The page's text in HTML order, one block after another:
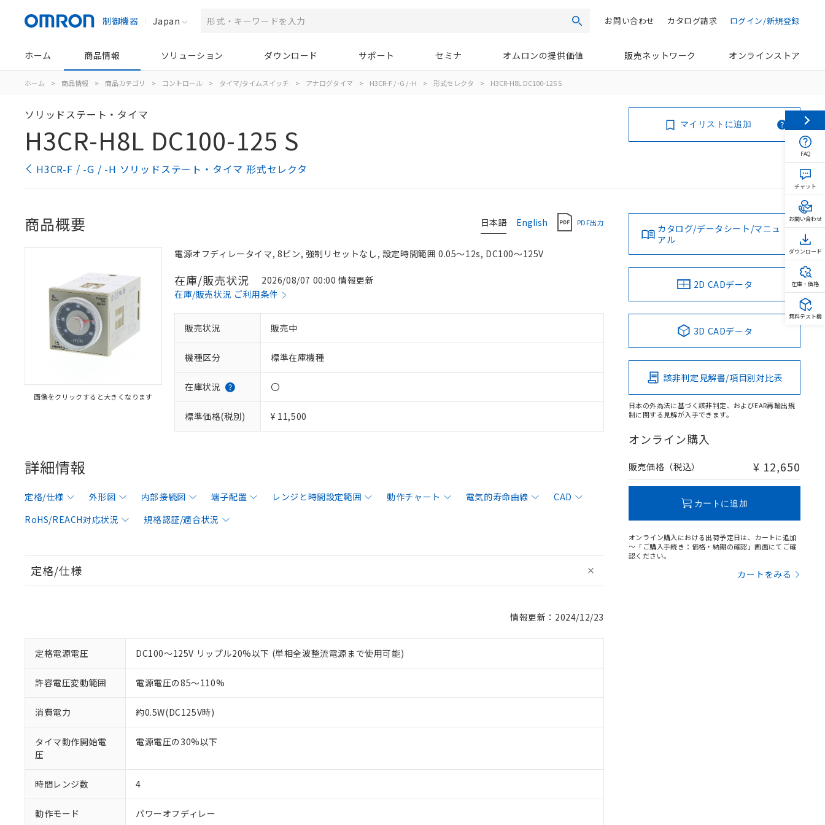
制御機器 Japan 検索 ログイン/新規登録
カタログ請求
お問い合わせ
ホーム 商品情報 ソリューション ダウンロード サポート セミナ オムロンの提供価値 販売ネットワーク オンラインストア
ホーム > 商品情報 > 商品カテゴリ > コントロール > タイマ/タイムスイッチ > アナログタイマ > H3CR-F / -G / -H > 形式セレクタ > H3CR-H8L DC100-125 S
ソリッドステート・タイマ
H3CR-H8L DC100-125 S
H3CR-F / -G / -H ソリッドステート・タイマ 形式セレクタ
マイリストに追加
日本語 English PDF出力
商品概要
画像をクリックすると大きくなります
電源オフディレータイマ, 8ピン, 強制リセットなし, 設定時間範囲 0.05～12s, DC100～125V
在庫/販売状況
2026/08/07 00:00 情報更新
在庫/販売状況 ご利用条件
販売状況 販売中
機種区分 標準在庫機種
在庫状況 〇
標準価格(税別) ¥ 11,500
詳細情報
定格/仕様 外形図 内部接続図 端子配置 レンジと時間設定範囲 動作チャート 電気的寿命曲線
CAD
RoHS/REACH対応状況
規格認証/適合状況
定格/仕様
情報更新：2024/12/23
定格電源電圧 DC100～125V リップル20%以下 (単相全波整流電源まで使用可能)
許容電圧変動範囲 電源電圧の85～110%
消費電力 約0.5W(DC125V時)
タイマ動作開始電
圧
電源電圧の30%以下
時間レンジ数 4
動作モード パワーオフディレー
カタログ/データシート/マニュ
アル
2D CADデータ
3D CADデータ
該非判定見解書/項目別対比表
日本の外為法に基づく該非判定、およびEAR再輸出規
制に関する見解が入手できます。
オンライン購入
販売価格（税込） ¥ 12,650
カートに追加
オンライン購入における出荷予定日は、カートに追加
～「ご購入手続き：価格・納期の確認」画面にてご確
認ください。
カートをみる
FAQ
チャット
お問い合わせ
ダウンロード
在庫・価格
無料テスト機